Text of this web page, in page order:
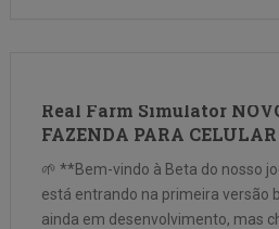
Real Farm Simulator
FAZENDA PARA
🌱 **Bem-vindo à Beta do nosso
está entrando na primeira versão
ainda em desenvolvimento, mas